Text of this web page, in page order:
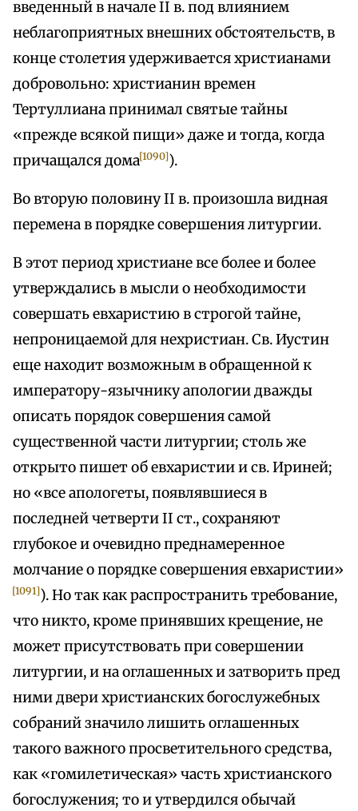
введенный в начале II в. под влиянием
неблагоприятных внешних обстоятельств, в
конце столетия удерживается христианами
добровольно: христианин времен
Тертуллиана принимал святые тайны
«прежде всякой пищи» даже и тогда, когда
причащался дома[1090]).
Во вторую половину II в. произошла видная
перемена в порядке совершения литургии.
В этот период христиане все более и более
утверждались в мысли о необходимости
совершать евхаристию в строгой тайне,
непроницаемой для нехристиан. Св. Иустин
еще находит возможным в обращенной к
императору-язычнику апологии дважды
описать порядок совершения самой
существенной части литургии; столь же
открыто пишет об евхаристии и св. Ириней;
но «все апологеты, появлявшиеся в
последней четверти II ст., сохраняют
глубокое и очевидно преднамеренное
молчание о порядке совершения евхаристии»
[1091]). Но так как распространить требование,
что никто, кроме принявших крещение, не
может присутствовать при совершении
литургии, и на оглашенных и затворить пред
ними двери христианских богослужебных
собраний значило лишить оглашенных
такого важного просветительного средства,
как «гомилетическая» часть христианского
богослужения; то и утвердился обычай